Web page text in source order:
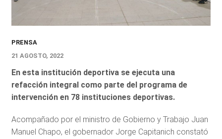
PRENSA
21 AGOSTO, 2022
En esta institución deportiva se ejecuta una
refacción integral como parte del programa de
intervención en 78 instituciones deportivas.
Acompañado por el ministro de Gobierno y Trabajo Juan
Manuel Chapo, el gobernador Jorge Capitanich constató